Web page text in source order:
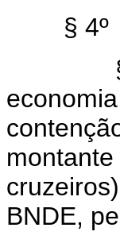
§ 4º
§ 5º
BNDE,